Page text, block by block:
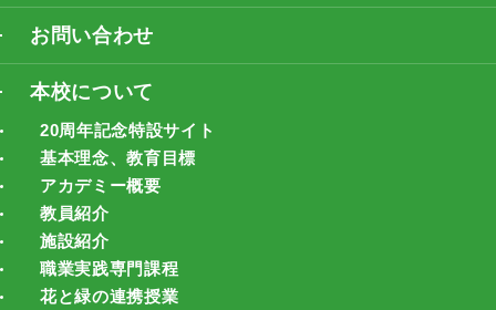
お問い合わせ
本校について
20周年記念特設サイト
基本理念、教育目標
アカデミー概要
教員紹介
施設紹介
職業実践専門課程
花と緑の連携授業